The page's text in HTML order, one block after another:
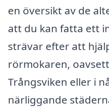
en översikt av de
att du kan fatta ett
strävar efter att
rörmokaren,
Trångsviken eller i
närliggande